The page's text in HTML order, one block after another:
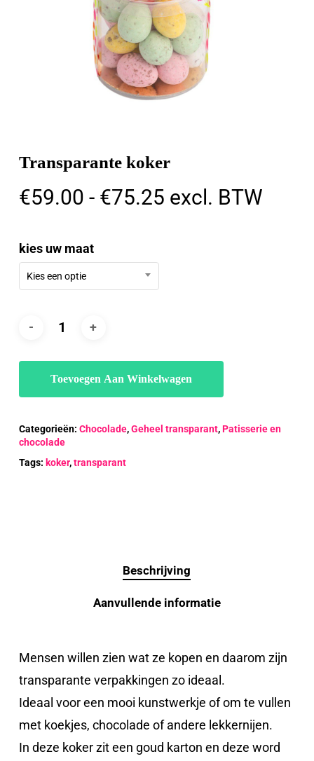
Transparante koker
€59.00 - €75.25Prijsklasse:
excl. BTW
kies uw maat
Kies een optie
Toevoegen Aan Winkelwagen
Categorieën: Chocolade,Geheel transparant,Patisserie en
chocolade
Tags: koker,transparant
Beschrijving
Aanvullende informatie
Mensen willen zien wat ze kopen en daarom zijn
transparante verpakkingen zo ideaal.
Ideaal voor een mooi kunstwerkje of om te vullen
met koekjes, chocolade of andere lekkernijen.
In deze koker zit een goud karton en deze word